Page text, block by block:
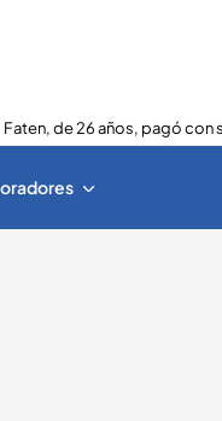
Faten, de 26 años, pagó con